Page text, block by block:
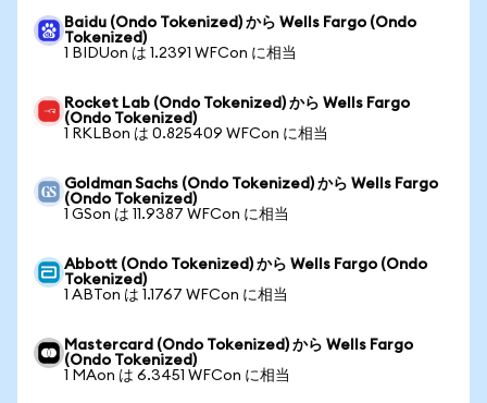
Baidu (Ondo Tokenized) から Wells Fargo (Ondo
Tokenized)
1 BIDUon は 1.2391 WFCon に相当
Rocket Lab (Ondo Tokenized) から Wells Fargo
(Ondo Tokenized)
1 RKLBon は 0.825409 WFCon に相当
Goldman Sachs (Ondo Tokenized) から Wells Fargo
(Ondo Tokenized)
1 GSon は 11.9387 WFCon に相当
Abbott (Ondo Tokenized) から Wells Fargo (Ondo
Tokenized)
1 ABTon は 1.1767 WFCon に相当
Mastercard (Ondo Tokenized) から Wells Fargo
(Ondo Tokenized)
1 MAon は 6.3451 WFCon に相当